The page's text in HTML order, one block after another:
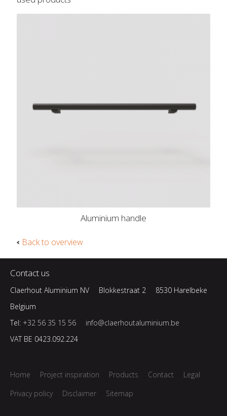
Aluminium handle
Back to overview
Contact us
Claerhout Aluminium NV Blokkestraat 2
8530 Harelbeke
Belgium
Tel: +32 56 35 15 56
info@claerhoutaluminium.be
VAT BE 0423.092.224
Home Project inspiration Products Contact
Legal
Privacy policy
Disclaimer Sitemap